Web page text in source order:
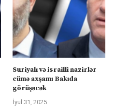
Suriyalı və israilli nazirlər
cümə axşamı Bakıda
görüşəcək
İyul 31, 2025